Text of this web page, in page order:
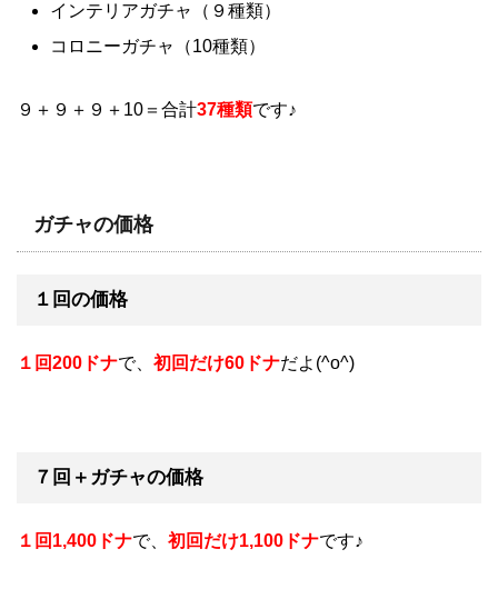
インテリアガチャ（９種類）
コロニーガチャ（10種類）
９＋９＋９＋10＝合計37種類です♪
ガチャの価格
１回の価格
１回200ドナで、 初回だけ60ドナだよ(^o^)
７回＋ガチャの価格
１回1,400ドナで、 初回だけ1,100ドナです♪